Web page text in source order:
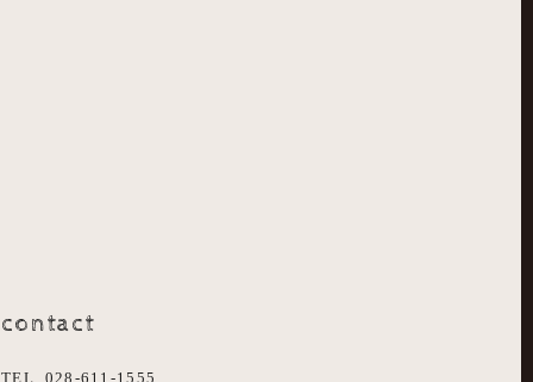
contact
TEL. 028-611-1555